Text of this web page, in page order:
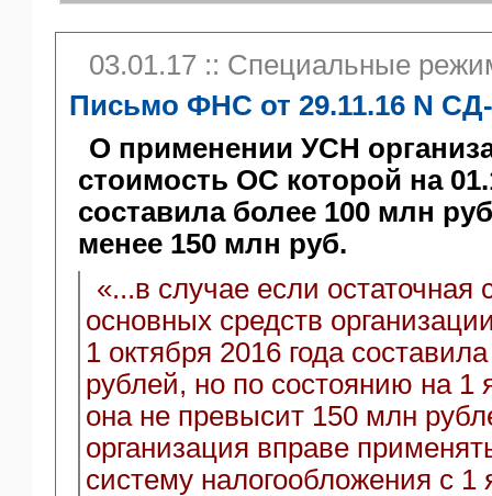
03.01.17 :: Специальные
Письмо ФНС от 29.11.16 N СД-
О применении УСН
стоимость ОС которой на
составила более 100 млн
менее 150 млн руб.
«...в случае если остаточная
основных средств
1 октября 2016 года
рублей, но по состоянию на 1
она не превысит 150 млн
организация вправе
систему налогообложения с 1